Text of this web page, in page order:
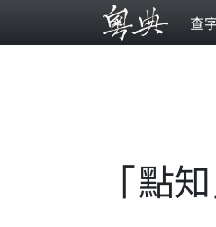
查
「點知